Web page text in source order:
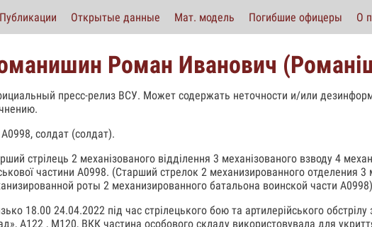
Публикации Открытые данные Мат. модель Погибшие офицеры О
Роман Иванович
пресс-релиз ВСУ. Может содержать неточности и/или
солдат (солдат).
стрілець 2 механізованого відділення 3 механізованого взводу 4
частини А0998. (Старший стрелок 2 механизированного отделения
роты 2 механизированного батальона воинской части
18.00 24.04.2022 під час стрілецького бою та артилерійського
А122 , М120, ВКК частина особового складу використовувала для